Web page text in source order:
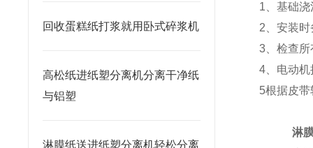
回收蛋糕纸打浆就用卧式碎浆机
高松纸进纸塑分离机分离干净纸
与铝塑
淋膜纸送进纸塑分离机轻松分离
1 、基础
2 、安装
3 、检查
4 、电动
5根据皮
淋